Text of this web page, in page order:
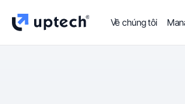
Về chúng tôi